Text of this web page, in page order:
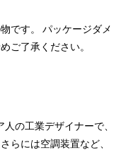
です。 パッケージダメ
ご了承ください。
の工業デザイナーで、
らには空調装置など、